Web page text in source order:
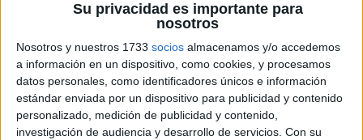
Su privacidad es importante para
nosotros
Nosotros y nuestros 1733 socios almacenamos y/o accedemos
a información en un dispositivo, como cookies, y procesamos
datos personales, como identificadores únicos e información
estándar enviada por un dispositivo para publicidad y contenido
personalizado, medición de publicidad y contenido,
investigación de audiencia y desarrollo de servicios. Con su